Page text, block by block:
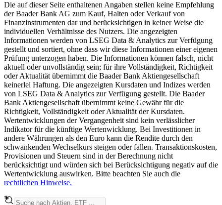
Die auf dieser Seite enthaltenen Angaben stellen keine Empfehlung
der Baader Bank AG zum Kauf, Halten oder Verkauf von
Finanzinstrumenten dar und berücksichtigen in keiner Weise die
individuellen Verhältnisse des Nutzers. Die angezeigten
Informationen werden von LSEG Data & Analytics zur Verfügung
gestellt und sortiert, ohne dass wir diese Informationen einer eigenen
Prüfung unterzogen haben. Die Informationen können falsch, nicht
aktuell oder unvollständig sein; für ihre Vollständigkeit, Richtigkeit
oder Aktualität übernimmt die Baader Bank Aktiengesellschaft
keinerlei Haftung. Die angezeigten Kursdaten und Indizes werden
von LSEG Data & Analytics zur Verfügung gestellt. Die Baader
Bank Aktiengesellschaft übernimmt keine Gewähr für die
Richtigkeit, Vollständigkeit oder Aktualität der Kursdaten.
Wertentwicklungen der Vergangenheit sind kein verlässlicher
Indikator für die künftige Wertenwicklung. Bei Investitionen in
andere Währungen als den Euro kann die Rendite durch den
schwankenden Wechselkurs steigen oder fallen. Transaktionskosten,
Provisionen und Steuern sind in der Berechnung nicht
berücksichtigt und würden sich bei Berücksichtigung negativ auf die
Wertentwicklung auswirken. Bitte beachten Sie auch die
rechtlichen Hinweise.